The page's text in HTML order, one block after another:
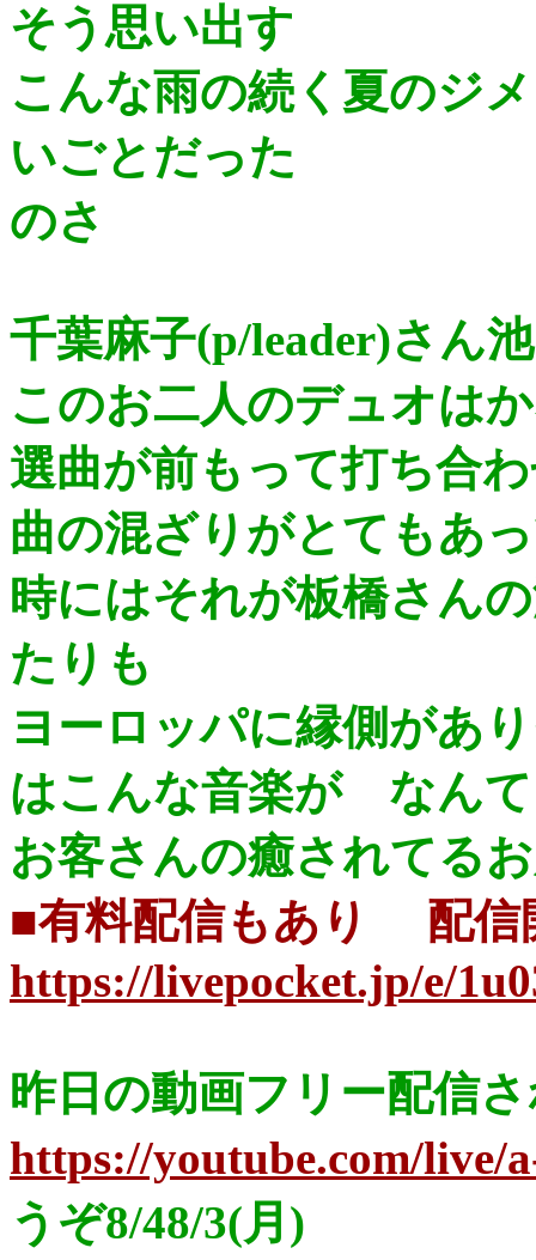
そう思い出す
こんな雨の続く夏のジ
いごとだった
のさ
千葉麻子(p/leader)さん
このお二人のデュオは
選曲が前もって打ち合
曲の混ざりがとてもあ
時にはそれが板橋さん
たりも
ヨーロッパに縁側があ
はこんな音楽が なんて
お客さんの癒されてる
■有料配信もあり 配
https://livepocket.jp/e/
昨日の動画フリー配信
https://youtube.com/live/
うぞ8/48/3(月)